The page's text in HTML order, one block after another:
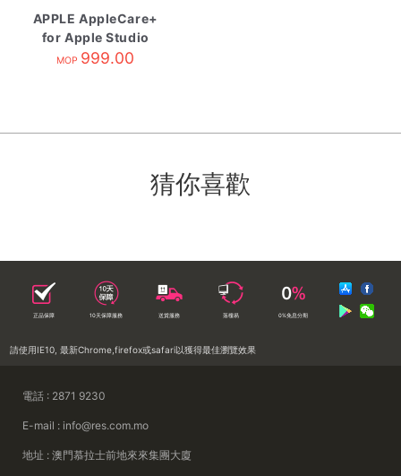
APPLE AppleCare+
for Apple Studio
Display
MOP 999.00
猜你喜歡
正品保障 10天保障服務 送貨服務 落樓易 0%免息分期
請使用IE10, 最新Chrome,firefox或safari以獲得最佳瀏覽效果
電話 : 2871 9230
E-mail : info@res.com.mo
地址 : 澳門慕拉士前地來來集團大廈